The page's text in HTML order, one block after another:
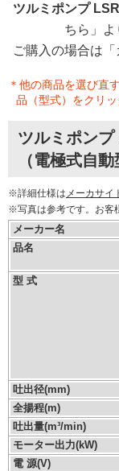
ツルミポンプ
ちら」よ
ご購入の場合は
＊他の商品を選び直
品（型式）をクリッ
ツルミポン
（電極式自
※詳細仕様は メーカサイ
※写真は参考です。お客
メーカー名
品名
型 式
吐出径(mm)
全揚程(m)
吐出量(m³/min)
モーター出力(kW)
電 源(V)